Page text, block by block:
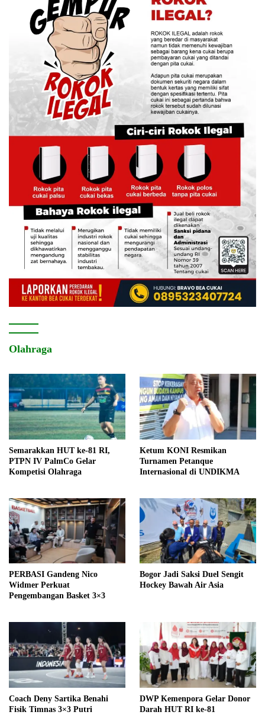
Olahraga
Semarakkan HUT ke-81 RI,
PTPN IV PalmCo Gelar
Kompetisi Olahraga
Ketum KONI Resmikan
Turnamen Petanque
Internasional di UNDIKMA
PERBASI Gandeng Nico
Widmer Perkuat
Pengembangan Basket 3×3
Bogor Jadi Saksi Duel Sengit
Hockey Bawah Air Asia
Coach Deny Sartika Benahi
Fisik Timnas 3×3 Putri
DWP Kemenpora Gelar Donor
Darah HUT RI ke-81